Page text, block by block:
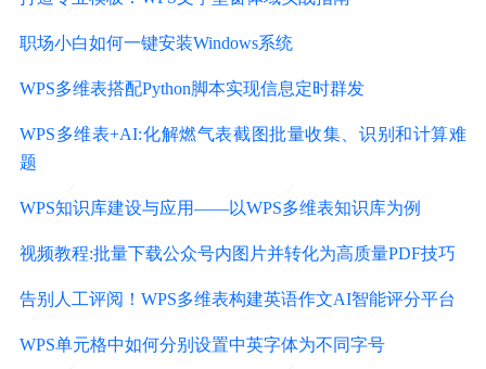
职场小白如何一键安装Windows系统
WPS多维表搭配Python脚本实现信息定时群发
WPS多维表+AI:化解燃气表截图批量收集、识别和计算难
题
WPS知识库建设与应用——以WPS多维表知识库为例
视频教程:批量下载公众号内图片并转化为高质量PDF技巧
告别人工评阅！WPS多维表构建英语作文AI智能评分平台
WPS单元格中如何分别设置中英字体为不同字号